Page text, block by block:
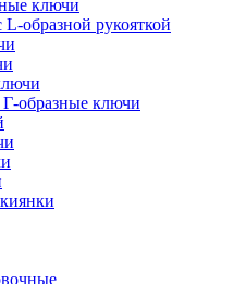
ключи
образной рукояткой
образные ключи